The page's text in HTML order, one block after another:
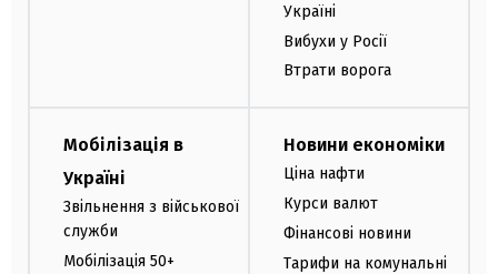
Україні
Вибухи у Росії
Втрати ворога
Мобілізація в
Україні
Звільнення з військової
служби
Мобілізація 50+
Новини економіки
Ціна нафти
Курси валют
Фінансові новини
Тарифи на комунальні